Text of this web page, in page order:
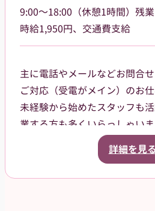
9:00～18:00（休憩1時間）残
時給1,950円、交通費支給
主に電話やメールなどお問合
ご対応（受電がメイン）のお仕
未経験から始めたスタッフも
業する方も多くいらっしゃいま
1チーム4名-5名体制で業務を
ながら問題解決に取り組んで
詳細を見る